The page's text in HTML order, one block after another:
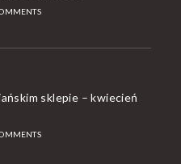
sklepie – kwiecień